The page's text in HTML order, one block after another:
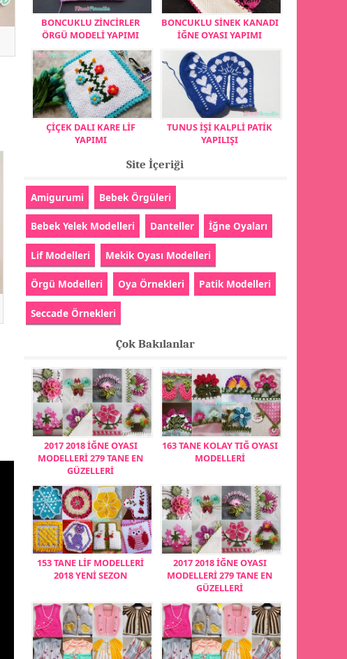
BONCUKLU ZİNCİRLER
ÖRGÜ MODELİ YAPIMI
BONCUKLU SİNEK KANADI
İĞNE OYASI YAPIMI
ÇİÇEK DALI KARE LİF
YAPIMI
TUNUS İŞİ KALPLİ PATİK
YAPILIŞI
Site İçeriği
Amigurumi Bebek Örgüleri
Bebek Yelek Modelleri Danteller İğne Oyaları
Lif Modelleri Mekik Oyası Modelleri
Örgü Modelleri Oya Örnekleri Patik Modelleri
Seccade Örnekleri
Çok Bakılanlar
2017 2018 İĞNE OYASI
MODELLERİ 279 TANE EN
GÜZELLERİ
163 TANE KOLAY TIĞ OYASI
MODELLERİ
153 TANE LİF MODELLERİ
2018 YENİ SEZON
2017 2018 İĞNE OYASI
MODELLERİ 279 TANE EN
GÜZELLERİ